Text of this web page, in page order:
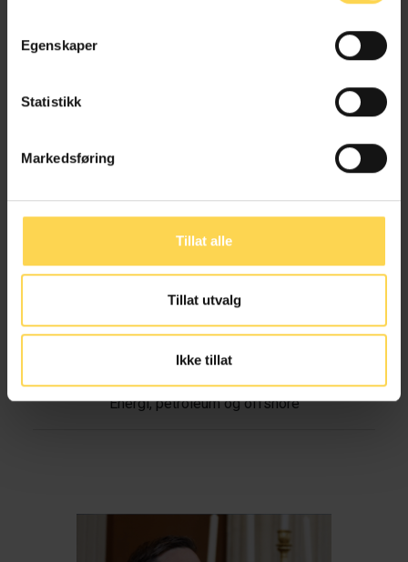
Egenskaper
Statistikk
Markedsføring
Tillat alle
Tillat utvalg
Ikke tillat
Energi, petroleum og offshore